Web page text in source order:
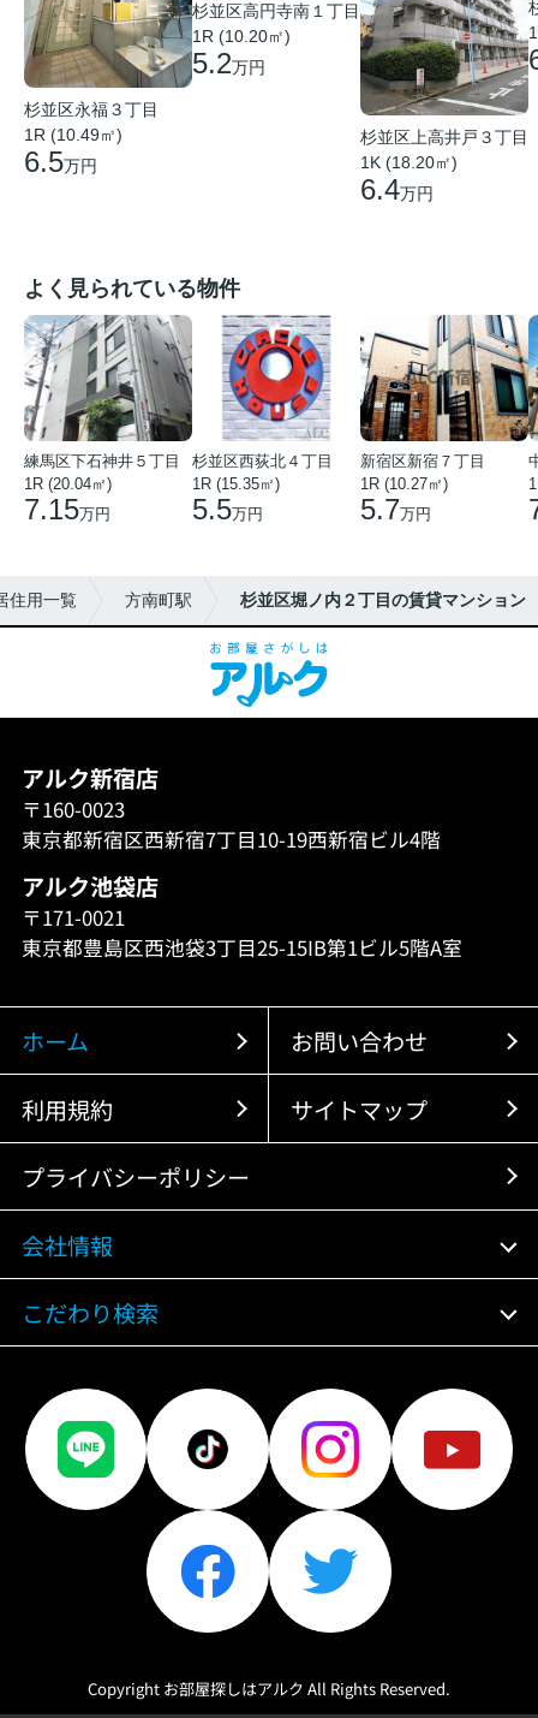
杉並区永福３丁目
1R (10.49㎡)
6.5万円
杉並区高円寺南１丁目
1R (10.20㎡)
5.2万円
杉並区上高井戸３丁目
1K (18.20㎡)
6.4万円
よく見られている物件
練馬区下石神井５丁目
1R (20.04㎡)
7.15万円
杉並区西荻北４丁目
1R (15.35㎡)
5.5万円
新宿区新宿７丁目
1R (10.27㎡)
5.7万円
住用一覧 方南町駅 杉並区堀ノ内２丁目の賃貸マンション
アルク新宿店
〒160-0023
東京都新宿区西新宿7丁目10-19西新宿ビル4階
アルク池袋店
〒171-0021
東京都豊島区西池袋3丁目25-15IB第1ビル5階A室
ホーム お問い合わせ
利用規約 サイトマップ
プライバシーポリシー
会社情報
こだわり検索
Copyright お部屋探しはアルク All Rights Reserved.